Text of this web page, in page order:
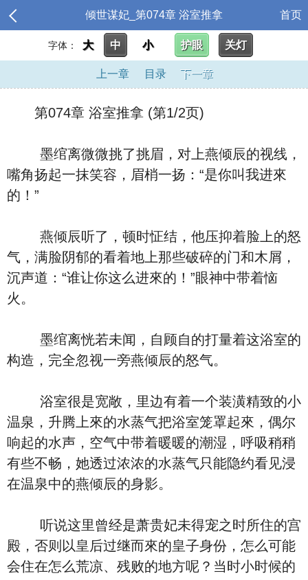
倾世谋妃_第074章 浴室推拿 首页
字体： 大 中 小 护眼 关灯
上一章 目录 下一章
第074章 浴室推拿 (第1/2页)
墨绾离微微挑了挑眉，对上燕倾辰的视线，
嘴角扬起一抹笑容，眉梢一扬：“是你叫我进來
的！”
燕倾辰听了，顿时怔结，他压抑着脸上的怒
气，满脸阴郁的看着地上那些破碎的门和木屑，
沉声道：“谁让你这么进來的！”眼神中带着恼
火。
墨绾离恍若未闻，自顾自的打量着这浴室的
构造，完全忽视一旁燕倾辰的怒气。
浴室很是宽敞，里边有着一个装潢精致的小
温泉，升腾上來的水蒸气把浴室笼罩起來，偶尔
响起的水声，空气中带着暖暖的潮湿，呼吸稍稍
有些不畅，她透过浓浓的水蒸气只能隐约看见浸
在温泉中的燕倾辰的身影。
听说这里曾经是萧贵妃未得宠之时所住的宫
殿，否则以皇后过继而來的皇子身份，怎么可能
会住在怎么荒凉、残败的地方呢？当时小时候的